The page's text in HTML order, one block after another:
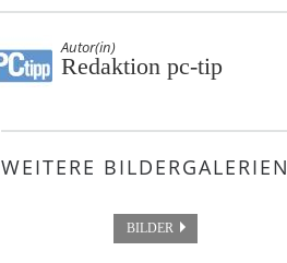
Autor(in)
Redaktion pc-tip
WEITERE BILDERGALERIEN
BILDER